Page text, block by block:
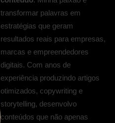
transformar palavras em
estratégias que geram
resultados reais para empresas,
marcas e empreendedores
digitais. Com anos de
experiência produzindo artigos
otimizados, copywriting e
storytelling, desenvolvo
conteúdos que não apenas